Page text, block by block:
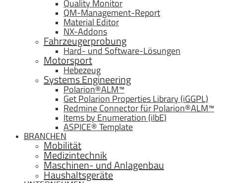
Quality Monitor
QM-Management-Report
Material Editor
NX-Addons
Fahrzeugerprobung
Hard- und Software-Lösungen
Motorsport
Hebezeug
Systems Engineering
Polarion®ALM™
Get Polarion Properties Library (iGGPL)
Redmine Connector für Polarion®ALM™
Items by Enumeration (iIbE)
ASPICE® Template
BRANCHEN
Mobilität
Medizintechnik
Maschinen- und Anlagenbau
Haushaltsgeräte